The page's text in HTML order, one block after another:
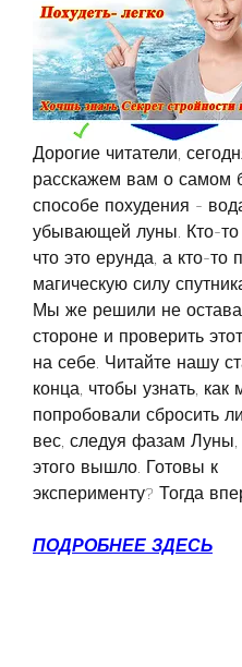
Дорогие читатели,
расскажем вам о самом
способе похудения -
убывающей луны. Кто-то
что это ерунда, а кто-то
магическую силу
Мы же решили не
стороне и проверить
на себе. Читайте нашу
конца, чтобы узнать, как
попробовали сбросить
вес, следуя фазам Луны,
этого вышло. Готовы к
эксперименту? Тогда
ПОДРОБНЕЕ ЗДЕСЬ